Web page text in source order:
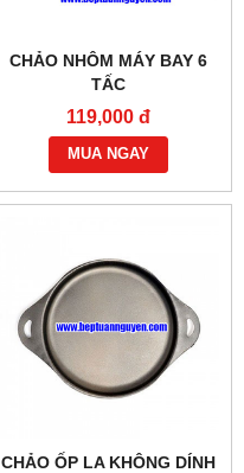
CHẢO NHÔM MÁY BAY 6
TẤC
119,000 đ
MUA NGAY
CHẢO ỐP LA KHÔNG DÍNH